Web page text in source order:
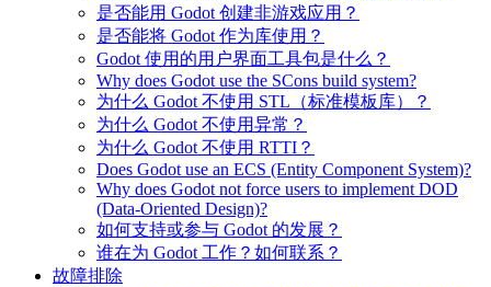
是否能用 Godot 创建非游戏应用？
是否能将 Godot 作为库使用？
Godot 使用的用户界面工具包是什么？
Why does Godot use the SCons build system?
为什么 Godot 不使用 STL（标准模板库）？
为什么 Godot 不使用异常？
为什么 Godot 不使用 RTTI？
Does Godot use an ECS (Entity Component System)?
Why does Godot not force users to implement DOD
(Data-Oriented Design)?
如何支持或参与 Godot 的发展？
谁在为 Godot 工作？如何联系？
故障排除